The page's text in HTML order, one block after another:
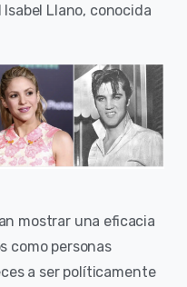
Llano, conocida
mostrar una eficacia
como personas
a ser políticamente